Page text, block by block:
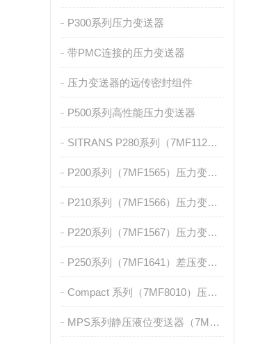
P300系列压力变送器
带PMC连接的压力变送器
压力变送器的远传密封组件
P500系列高性能压力变送器
SITRANS P280系列（7MF1120）
P200系列（7MF1565）压力变送器
P210系列（7MF1566）压力变送器
P220系列（7MF1567）压力变送器
P250系列（7MF1641）差压变送器
Compact 系列（7MF8010）压力/绝压测量
MPS系列静压液位变送器（7MF1570）